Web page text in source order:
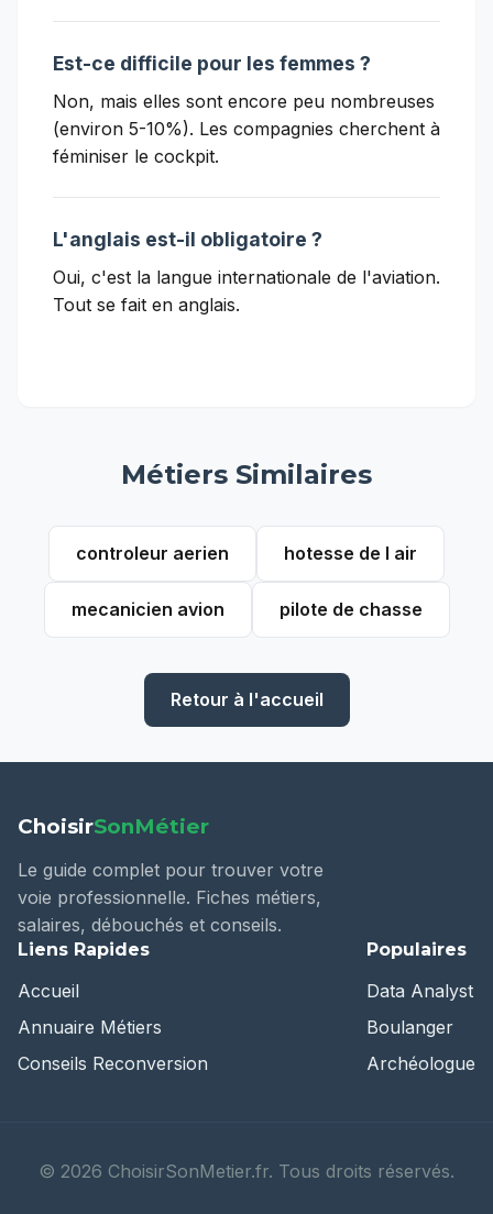
Est-ce difficile pour les femmes ?
Non, mais elles sont encore peu nombreuses
(environ 5-10%). Les compagnies cherchent à
féminiser le cockpit.
L'anglais est-il obligatoire ?
Oui, c'est la langue internationale de l'aviation.
Tout se fait en anglais.
Métiers Similaires
controleur aerien hotesse de l air
mecanicien avion pilote de chasse
Retour à l'accueil
ChoisirSonMétier
Le guide complet pour trouver votre
voie professionnelle. Fiches métiers,
salaires, débouchés et conseils.
Liens Rapides
Accueil
Annuaire Métiers
Conseils Reconversion
Populaires
Data Analyst
Boulanger
Archéologue
© 2026 ChoisirSonMetier.fr. Tous droits réservés.